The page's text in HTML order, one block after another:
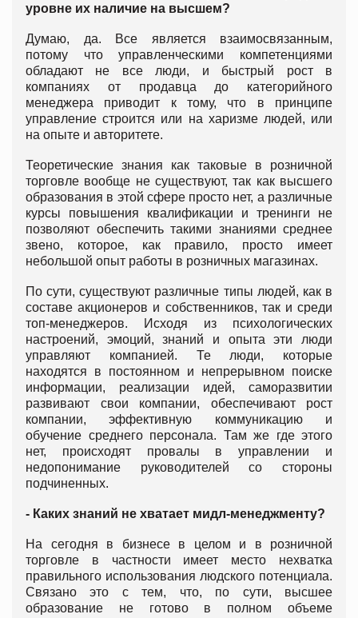
уровне их наличие на высшем?
Думаю, да. Все является взаимосвязанным,
потому что управленческими компетенциями
обладают не все люди, и быстрый рост в
компаниях от продавца до категорийного
менеджера приводит к тому, что в принципе
управление строится или на харизме людей, или
на опыте и авторитете.
Теоретические знания как таковые в розничной
торговле вообще не существуют, так как высшего
образования в этой сфере просто нет, а различные
курсы повышения квалификации и тренинги не
позволяют обеспечить такими знаниями среднее
звено, которое, как правило, просто имеет
небольшой опыт работы в розничных магазинах.
По сути, существуют различные типы людей, как в
составе акционеров и собственников, так и среди
топ-менеджеров. Исходя из психологических
настроений, эмоций, знаний и опыта эти люди
управляют компанией. Те люди, которые
находятся в постоянном и непрерывном поиске
информации, реализации идей, саморазвитии
развивают свои компании, обеспечивают рост
компании, эффективную коммуникацию и
обучение среднего персонала. Там же где этого
нет, происходят провалы в управлении и
недопонимание руководителей со стороны
подчиненных.
- Каких знаний не хватает мидл-менеджменту?
На сегодня в бизнесе в целом и в розничной
торговле в частности имеет место нехватка
правильного использования людского потенциала.
Связано это с тем, что, по сути, высшее
образование не готово в полном объеме